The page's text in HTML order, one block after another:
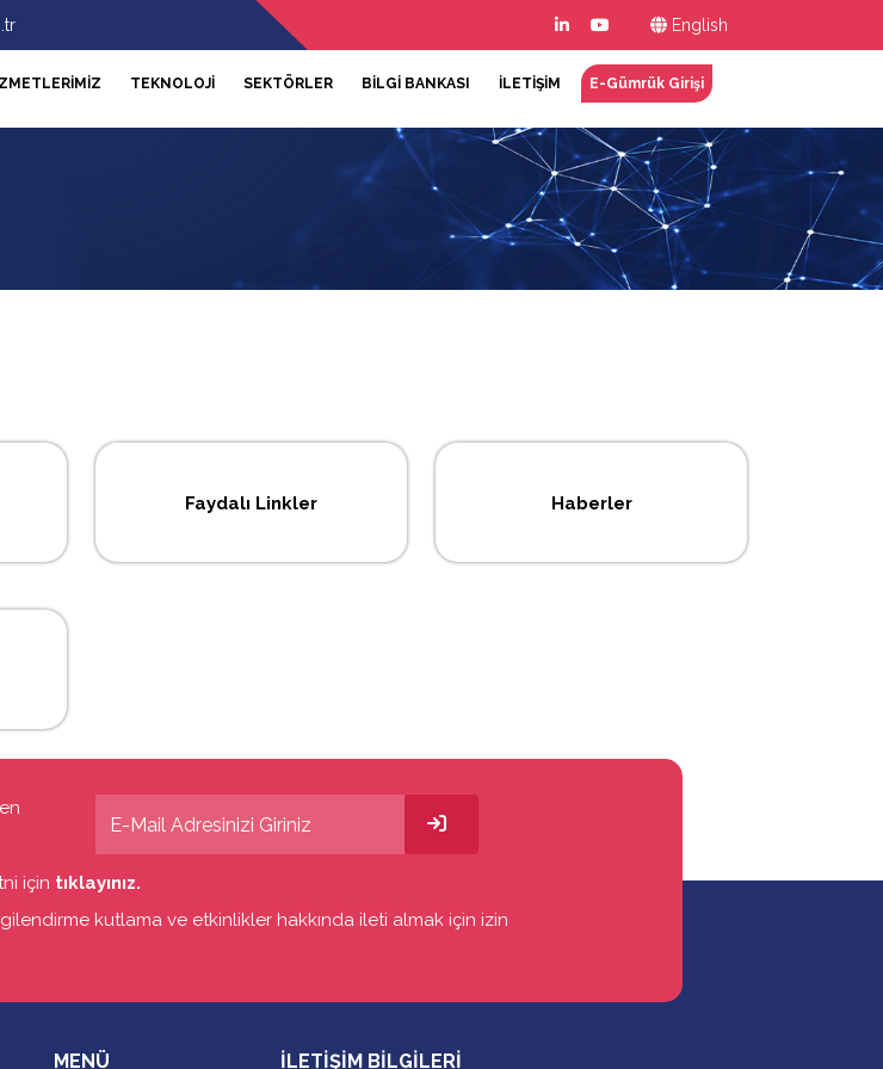
English
TEKNOLOJİ SEKTÖRLER BİLGİ BANKASI İLETİŞİM E-Gümrük Girişi
Faydalı Linkler Haberler
için tıklayınız.
kutlama ve etkinlikler hakkında ileti almak için izin
MENÜ İLETİŞİM BİLGİLERİ